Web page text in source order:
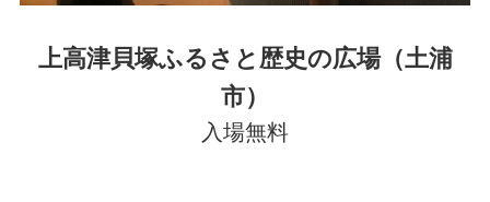
上高津貝塚ふるさと歴史の広場（土浦
市）
入場無料